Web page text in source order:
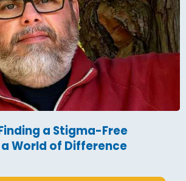
a Stigma-Free
World of Difference